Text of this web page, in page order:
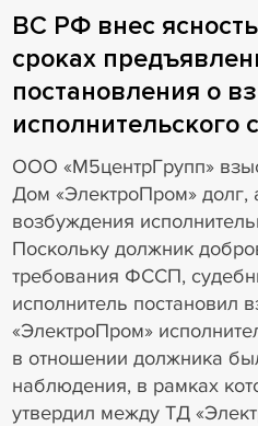
ВС РФ внес
сроках
постановления о
исполнительского
ООО «М5центрГрупп»
Дом «ЭлектроПром» долг,
возбуждения
Поскольку должник
требования ФССП,
исполнитель постановил
«ЭлектроПром»
в отношении должника
наблюдения, в рамках
утвердил между ТД